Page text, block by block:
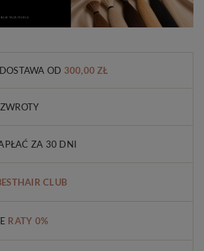
OD 300,00 ZŁ
ZWROTY
ZA 30 DNI
CLUB
RATY 0%